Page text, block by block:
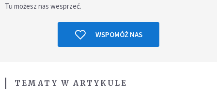
Tu możesz nas wesprzeć.
WSPOMÓŻ NAS
TEMATY W ARTYKULE